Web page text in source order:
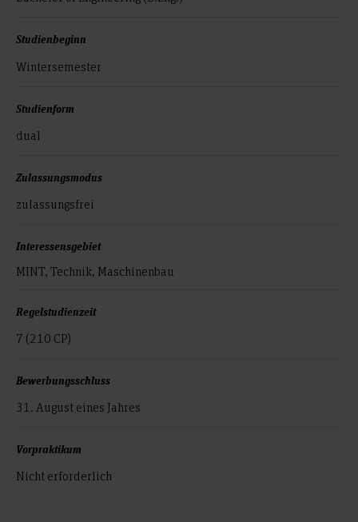
Studienbeginn
Wintersemester
Studienform
dual
Zulassungsmodus
zulassungsfrei
Interessensgebiet
MINT, Technik, Maschinenbau
Regelstudienzeit
7 (210 CP)
Bewerbungsschluss
31. August eines Jahres
Vorpraktikum
Nicht erforderlich